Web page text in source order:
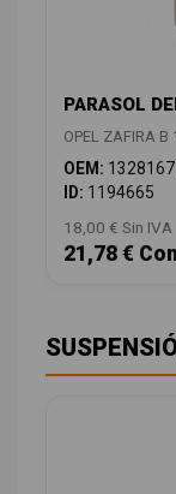
PARASOL
OPEL ZAFIRA B
OEM:
ID: 1194665
18,00 € Sin IVA
21,78 €